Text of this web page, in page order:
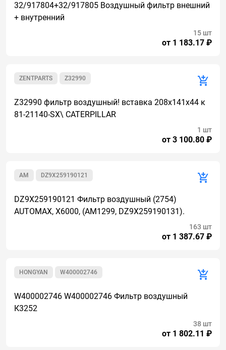
32/917804+32/917805 Воздушный фильтр внешний
+ внутренний
от 1 183.17 ₽
15 шт
Z32990
ZENTPARTS
Z32990 фильтр воздушный! вставка 208х141х44 к
81-21140-SX\ CATERPILLAR
от 3 100.80 ₽
1 шт
DZ9X259190121
AM
DZ9X259190121 Фильтр воздушный (2754)
AUTOMAX, X6000, (AM1299, DZ9X259190131).
от 1 387.67 ₽
163 шт
W400002746
HONGYAN
W400002746 W400002746 Фильтр воздушный
К3252
от 1 802.11 ₽
38 шт